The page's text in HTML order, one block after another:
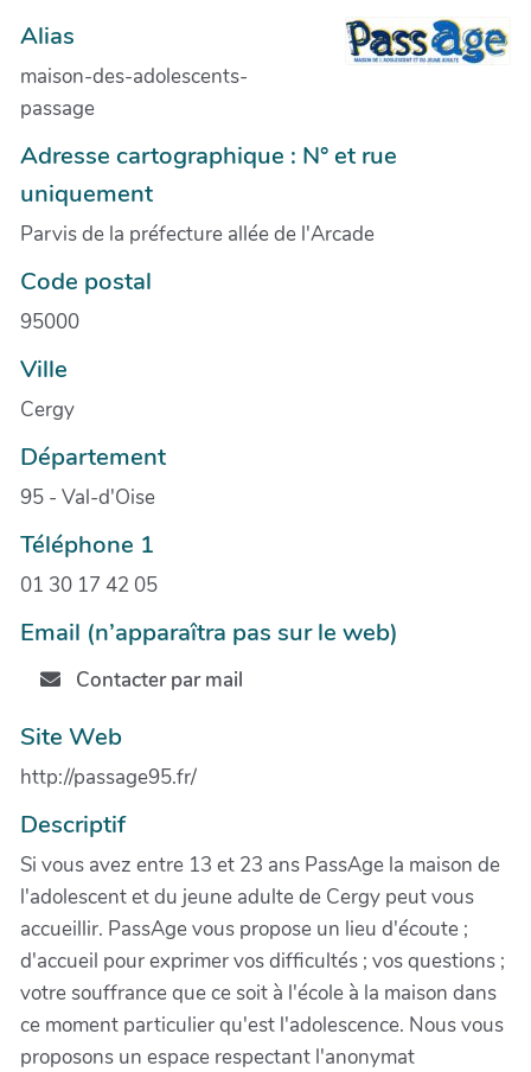
Alias
maison-des-adolescents-
passage
Adresse cartographique : N° et rue
uniquement
Parvis de la préfecture allée de l'Arcade
Code postal
95000
Ville
Cergy
Département
95 - Val-d'Oise
Téléphone 1
01 30 17 42 05
Email (n’apparaîtra pas sur le web)
Contacter par mail
Site Web
http://passage95.fr/
Descriptif
Si vous avez entre 13 et 23 ans PassAge la maison de
l'adolescent et du jeune adulte de Cergy peut vous
accueillir. PassAge vous propose un lieu d'écoute ;
d'accueil pour exprimer vos difficultés ; vos questions ;
votre souffrance que ce soit à l'école à la maison dans
ce moment particulier qu'est l'adolescence. Nous vous
proposons un espace respectant l'anonymat